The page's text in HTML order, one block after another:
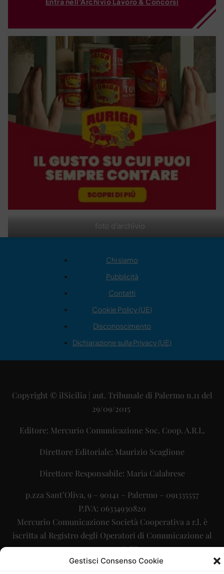
Gestisci Consenso Cookie
foto d'archivio
Chi siamo
Pubblicità
Contatti
Cookie Policy (UE)
Disconoscimento
Dichiarazione sulla Privacy (UE)
Copyright © ilSicilia | aut. Tribunale di Palermo n.11 del
29/09/2015
Editore: Mercurio Comunicazione Soc. Coop. A.R.L.
Direttore Editoriale: Maurizio Scaglione
Direttore Responsabile: Maria Calabrese
p.zza Sant’Oliva, 9 – 90141 – Palermo – 091335557
P.IVA: 06334930820
Mercurio Comunicazione Società Cooperativa a r.l. è
iscritta al Registro degli Operatori di Comunicazione al
numero 26988